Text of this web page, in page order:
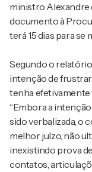
ministro Alexandre
documento à
terá 15 dias para
Segundo o
intenção de
tenha efetivamente
“Embora a
sido verbalizada, o
melhor juízo, não
inexistindo prova
contatos,